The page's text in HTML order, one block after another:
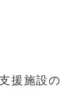
援施設の